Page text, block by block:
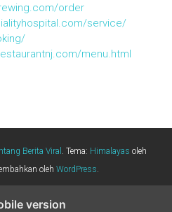
order
service/
menu.html
Berita Viral . Tema: Himalayas oleh
oleh WordPress.
version